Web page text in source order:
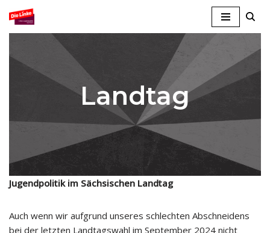
Zum
springen
Landtag
Jugendpolitik im Sächsischen Landtag
Auch wenn wir aufgrund unseres schlechten Abschneidens
bei der letzten Landtagswahl im September 2024 nicht